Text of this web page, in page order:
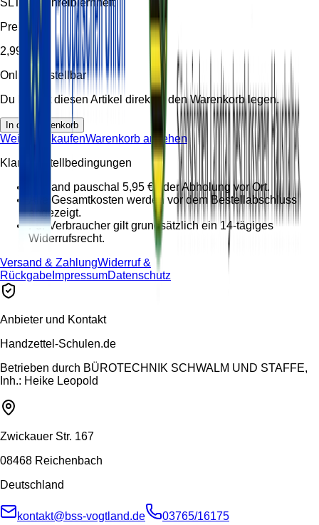
SLTyp:
Schreiblernheft
Preis
2,99 €
Online bestellbar
Du kannst diesen Artikel direkt in den Warenkorb legen.
In den Warenkorb
Weiter einkaufenWarenkorb ansehen
Klare Bestellbedingungen
Versand pauschal 5,95 € oder Abholung vor Ort.
Alle Gesamtkosten werden vor dem Bestellabschluss
angezeigt.
Für Verbraucher gilt grundsätzlich ein 14-tägiges
Widerrufsrecht.
Versand & ZahlungWiderruf &
Rückgabe ImpressumDatenschutz
Anbieter und Kontakt
Handzettel-Schulen.de
Betrieben durch BÜROTECHNIK SCHWALM UND STAFFE,
Inh.: Heike Leopold
Zwickauer Str. 167
08468 Reichenbach
Deutschland
kontakt@bss-vogtland.de
03765/16175